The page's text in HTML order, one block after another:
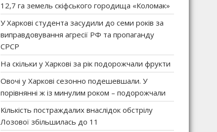
12,7 га земель скіфського городища «Коломак»
У Харкові студента засудили до семи років за
виправдовування агресії РФ та пропаганду
СРСР
На скільки у Харкові за рік подорожчали фрукти
Овочі у Харкові сезонно подешевшали. У
порівнянні ж із минулим роком – подорожчали
Кількість постраждалих внаслідок обстрілу
Лозової збільшилась до 11